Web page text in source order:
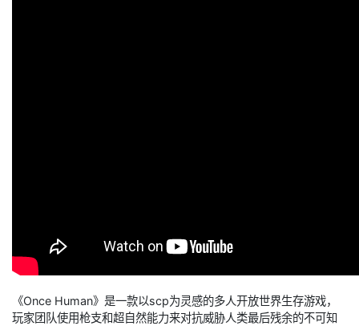
《Once Human》是一款以scp为灵感的多人开放世界生存游戏，
玩家团队使用枪支和超自然能力来对抗威胁人类最后残余的不可知